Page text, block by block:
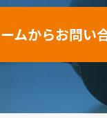
ムからお問い